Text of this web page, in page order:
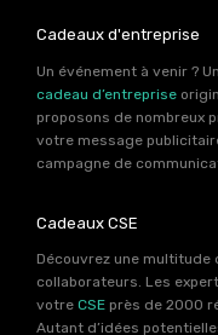
Cadeaux d'entreprise
Un événement à venir ?
cadeau d’entreprise
proposons de nombreux
votre message
campagne de
Cadeaux CSE
Découvrez une multitude
collaborateurs. Les
votre CSE près de 2000
Autant d’idées